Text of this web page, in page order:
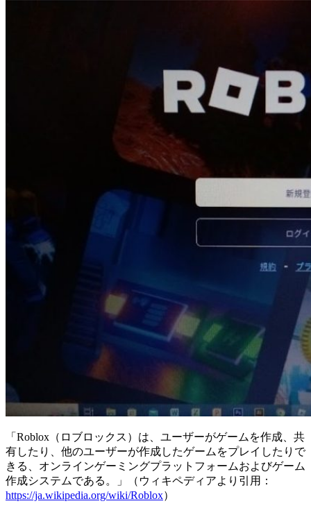
「Roblox（ロブロックス）は、ユーザーがゲームを作成、共
有したり、他のユーザーが作成したゲームをプレイしたりで
きる、オンラインゲーミングプラットフォームおよびゲーム
作成システムである。」（ウィキペディアより引用：
https://ja.wikipedia.org/wiki/Roblox）